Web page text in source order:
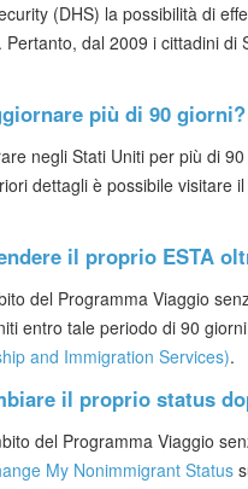
(DHS) la possibilità di
dal 2009 i cittadini
più di 90 giorni?
negli Stati Uniti per più di
dettagli è possibile visitare
il proprio ESTA
del Programma Viaggio
entro tale periodo di 90
and Immigration Services).
il proprio status
del Programma Viaggio
My Nonimmigrant Status